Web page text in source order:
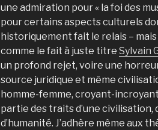
une admiration pour « la foi des
pour certains aspects culturels
historiquement fait le relais –
comme le fait à juste titre Sylvain
un profond rejet, voire une
source juridique et même
homme-femme, croyant-
partie des traits d’une civilisation,
d’humanité. J’adhère même aux